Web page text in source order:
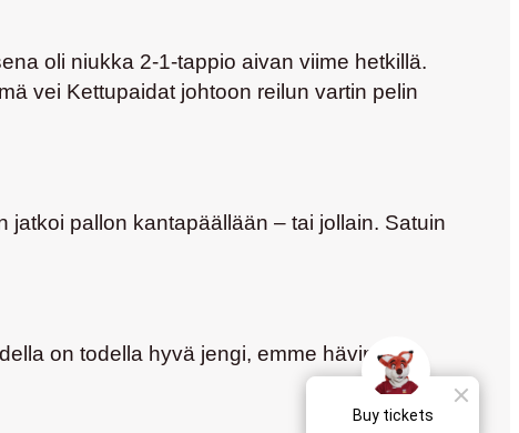
oli niukka 2-1-tappio aivan viime hetkillä.
vei Kettupaidat johtoon reilun vartin pelin
jatkoi pallon kantapäällään – tai jollain. Satuin
on todella hyvä jengi, emme hävinneet